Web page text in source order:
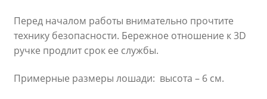
Перед началом работы внимательно прочтите
технику безопасности. Бережное отношение к 3D
ручке продлит срок ее службы.
Примерные размеры лошади: высота – 6 см.